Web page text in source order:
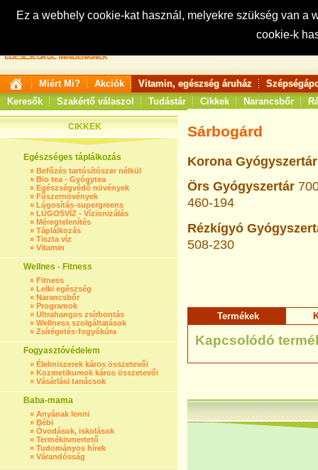
Ez a webhely cookie-kat használ, melyekre szükség van
cookie-k
Keresés:
Miért Mi? Akciók Vitamin, egészség áruház
Keresők
Szakértő válaszol Tudástár Cikkek Narancsbőr
CIKKEK
Egészséges táplálkozás
» Befőzés tartósítószer nélkül
» Bio tea - Gyógytea
» Egészségvédő növények
» Fűszernövények
» Lúgosítás-supergreens
» LÚGOSVÍZ - Vízionizálás
» Méregtelenítés
» Táplálkozás
» Tiszta víz
» Vitamin
Wellnes - Fitness
» Fitness
» Lelki egészség
» Narancsbőr
» Programok
» Ultrahangos zsírbontás
» Wellness szolgáltatások
» Zsírégetés-fogyókúra
Fogyasztóvédelem
» Élelmiszerek káros összetevői
» Kozmetikumok káros összetevői
» Vásárlási tanácsok
Baba-mama
» Anyának lenni
» Bébi
» Óvodások, iskolások
» Termékismertető
» Tudományos hírek
» Várandósság
Sárbogárd
Korona Gyógyszertár
Örs Gyógyszertár
460-194
Rézkígyó
508-230
Termékek
Kapcsolódó